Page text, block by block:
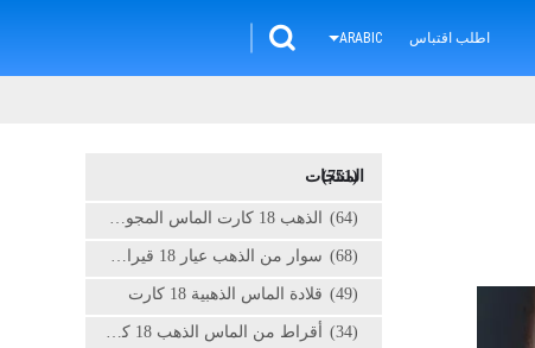
اطلب اقتباس ARABIC
المنتجات
(751)
الذهب 18 كارت الماس المجوهرات (64)
سوار من الذهب عيار 18 قيراط مرصع بالألماس (68)
قلادة الماس الذهبية 18 كارت (49)
أقراط من الماس الذهب 18 كارت (34)